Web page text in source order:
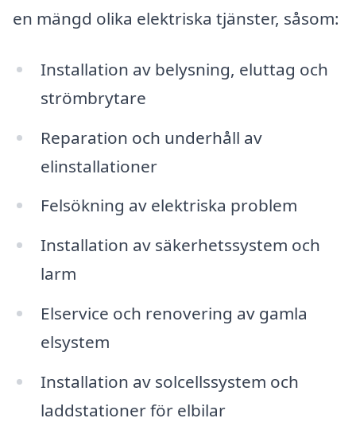
en mängd olika elektriska tjänster, såsom:
Installation av belysning, eluttag och
strömbrytare
Reparation och underhåll av
elinstallationer
Felsökning av elektriska problem
Installation av säkerhetssystem och
larm
Elservice och renovering av gamla
elsystem
Installation av solcellssystem och
laddstationer för elbilar